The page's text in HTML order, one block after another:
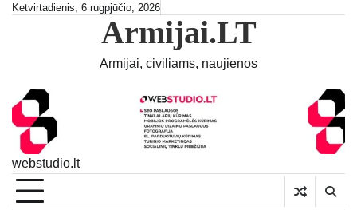
SkipKetvirtadienis, 6 rugpjūčio, 2026
Armijai.LT
Armijai, civiliams, naujienos
webstudio.lt